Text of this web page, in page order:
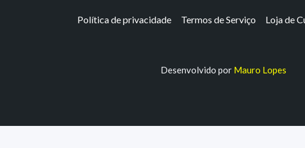
Política de privacidade Termos de Serviço Loja de
Desenvolvido por Mauro Lopes